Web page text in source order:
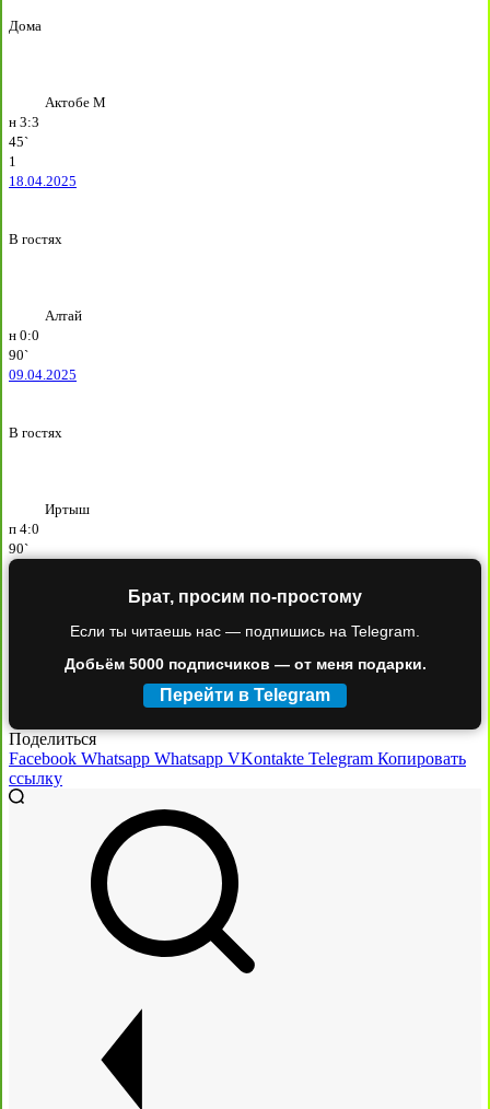
Дома
Актобе М
н 3:3
45`
1
18.04.2025
В гостях
Алтай
н 0:0
90`
09.04.2025
В гостях
Иртыш
п 4:0
90`
Брат, просим по-простому
Если ты читаешь нас — подпишись на Telegram.
Добьём 5000 подписчиков — от меня подарки.
Перейти в Telegram
Поделиться
Facebook Whatsapp Whatsapp VKontakte Telegram Копировать
ссылку